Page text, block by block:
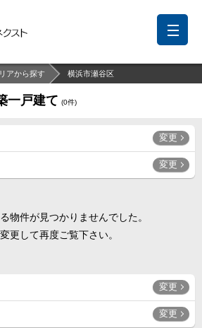
アから探す 横浜市瀬谷区
一戸建て (0件)
変更
変更
物件が見つかりませんでした。
更して再度ご覧下さい。
変更
変更
国語での対応も可能です
お問い合わせ